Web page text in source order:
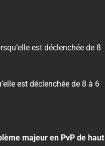
est déclenchée de 8
est déclenchée de 8 à 6
majeur en PvP de haut